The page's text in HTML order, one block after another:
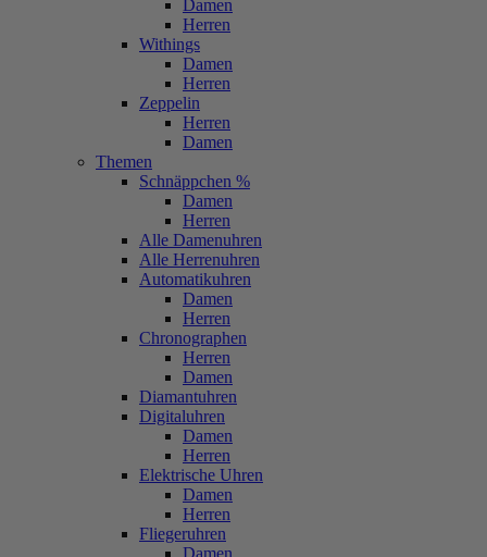
Damen
Herren
Withings
Damen
Herren
Zeppelin
Herren
Damen
Themen
Schnäppchen %
Damen
Herren
Alle Damenuhren
Alle Herrenuhren
Automatikuhren
Damen
Herren
Chronographen
Herren
Damen
Diamantuhren
Digitaluhren
Damen
Herren
Elektrische Uhren
Damen
Herren
Fliegeruhren
Damen